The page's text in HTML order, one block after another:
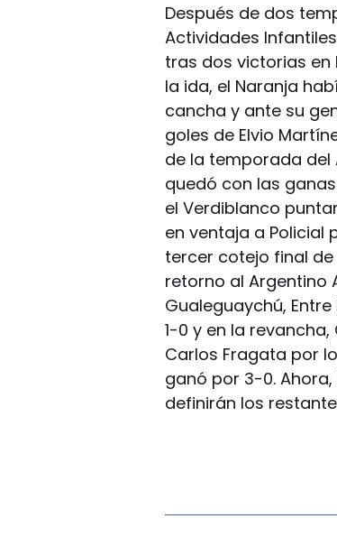
Después de dos
Actividades
tras dos victorias en
la ida, el Naranja
cancha y ante su
goles de Elvio
de la temporada del
quedó con las
el Verdiblanco
en ventaja a Policial
tercer cotejo final
retorno al Argentino
Gualeguaychú,
1-0 y en la
Carlos Fragata por
ganó por 3-0.
definirán los